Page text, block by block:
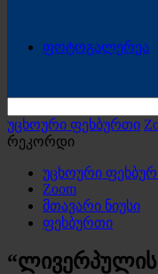
ფოტოგალერეა
უცხოური ფეხბურთი
რეკორდი
უცხოური
Zoom
მთავარი ნიუსი
ფეხბურთი